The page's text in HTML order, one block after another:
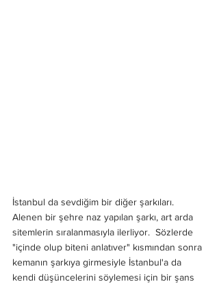
İstanbul da sevdiğim bir diğer şarkıları.
Alenen bir şehre naz yapılan şarkı, art arda
sitemlerin sıralanmasıyla ilerliyor.  Sözlerde
"içinde olup biteni anlatıver" kısmından sonra
kemanın şarkıya girmesiyle İstanbul'a da
kendi düşüncelerini söylemesi için bir şans